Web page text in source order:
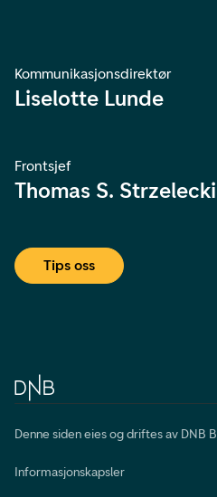
Kommunikasjonsdirektør
Liselotte Lunde
Frontsjef
Thomas S. Strzelecki
Tips oss
Denne siden eies og driftes av
Informasjonskapsler